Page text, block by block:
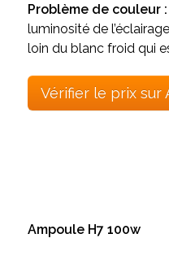
Problème de couleur :
luminosité de
loin du blanc froid qui
Vérifier le prix sur
Ampoule H7 100w